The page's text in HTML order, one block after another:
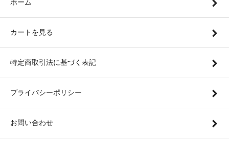
ホーム
カートを見る
特定商取引法に基づく表記
プライバシーポリシー
お問い合わせ